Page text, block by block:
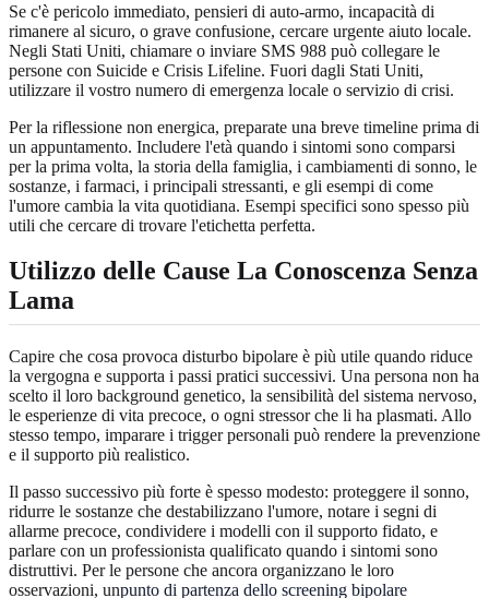
Se c'è pericolo immediato, pensieri di auto-armo, incapacità di
rimanere al sicuro, o grave confusione, cercare urgente aiuto locale.
Negli Stati Uniti, chiamare o inviare SMS 988 può collegare le
persone con Suicide e Crisis Lifeline. Fuori dagli Stati Uniti,
utilizzare il vostro numero di emergenza locale o servizio di crisi.
Per la riflessione non energica, preparate una breve timeline prima di
un appuntamento. Includere l'età quando i sintomi sono comparsi
per la prima volta, la storia della famiglia, i cambiamenti di sonno, le
sostanze, i farmaci, i principali stressanti, e gli esempi di come
l'umore cambia la vita quotidiana. Esempi specifici sono spesso più
utili che cercare di trovare l'etichetta perfetta.
Utilizzo delle Cause La Conoscenza Senza
Lama
Capire che cosa provoca disturbo bipolare è più utile quando riduce
la vergogna e supporta i passi pratici successivi. Una persona non ha
scelto il loro background genetico, la sensibilità del sistema nervoso,
le esperienze di vita precoce, o ogni stressor che li ha plasmati. Allo
stesso tempo, imparare i trigger personali può rendere la prevenzione
e il supporto più realistico.
Il passo successivo più forte è spesso modesto: proteggere il sonno,
ridurre le sostanze che destabilizzano l'umore, notare i segni di
allarme precoce, condividere i modelli con il supporto fidato, e
parlare con un professionista qualificato quando i sintomi sono
distruttivi. Per le persone che ancora organizzano le loro
osservazioni, unpunto di partenza dello screening bipolare